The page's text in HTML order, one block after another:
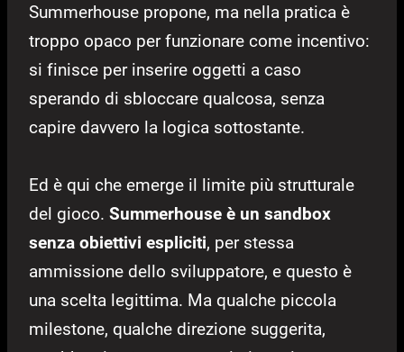
Summerhouse propone, ma nella pratica è
troppo opaco per funzionare come incentivo:
si finisce per inserire oggetti a caso
sperando di sbloccare qualcosa, senza
capire davvero la logica sottostante.
Ed è qui che emerge il limite più strutturale
del gioco. Summerhouse è un sandbox
senza obiettivi espliciti, per stessa
ammissione dello sviluppatore, e questo è
una scelta legittima. Ma qualche piccola
milestone, qualche direzione suggerita,